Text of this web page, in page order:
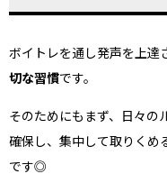
ボイトレを通し発声を上達
切な習慣です。
そのためにもまず、日々の
確保し、集中して取りくめ
です◎